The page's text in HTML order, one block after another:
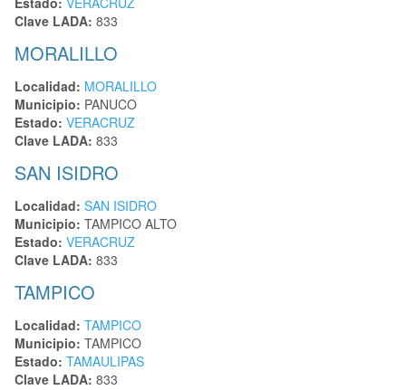
Clave LADA: 833
MORALILLO
Localidad: MORALILLO
Municipio: PANUCO
Estado: VERACRUZ
Clave LADA: 833
SAN ISIDRO
Localidad: SAN ISIDRO
Municipio: TAMPICO ALTO
Estado: VERACRUZ
Clave LADA: 833
TAMPICO
Localidad: TAMPICO
Municipio: TAMPICO
Estado: TAMAULIPAS
Clave LADA: 833